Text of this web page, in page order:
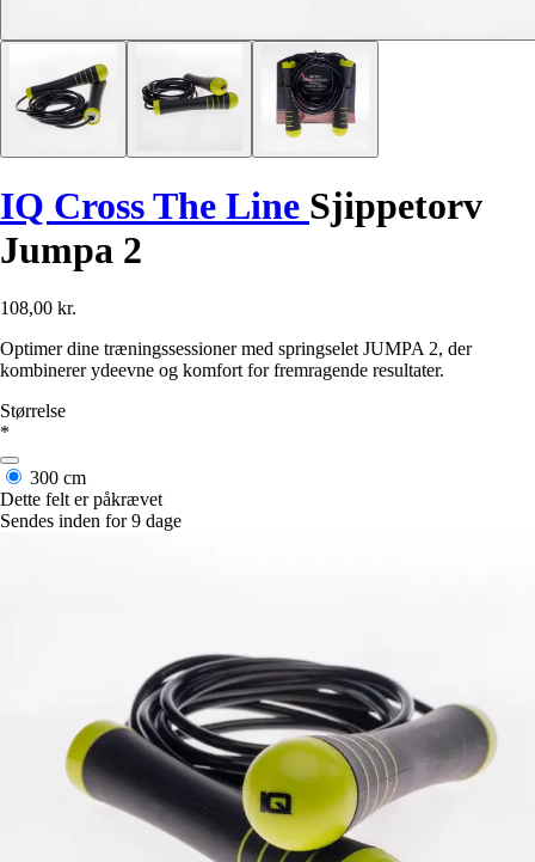
IQ Cross The Line Sjippetorv
Jumpa 2
108,00 kr.
Optimer dine træningssessioner med springselet JUMPA 2, der
kombinerer ydeevne og komfort for fremragende resultater.
Størrelse
*
300 cm
Dette felt er påkrævet
Sendes inden for 9 dage